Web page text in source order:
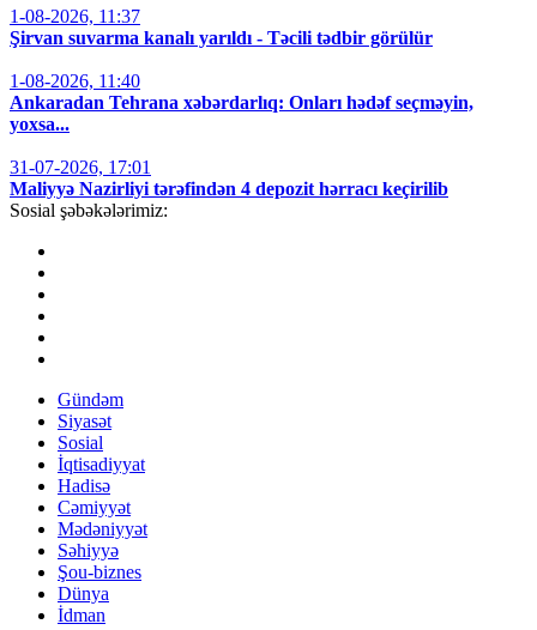
1-08-2026, 11:37
Şirvan suvarma kanalı yarıldı - Təcili tədbir görülür
1-08-2026, 11:40
Ankaradan Tehrana xəbərdarlıq: Onları hədəf seçməyin,
yoxsa...
31-07-2026, 17:01
Maliyyə Nazirliyi tərəfindən 4 depozit hərracı keçirilib
Sosial şəbəkələrimiz:
Gündəm
Siyasət
Sosial
İqtisadiyyat
Hadisə
Cəmiyyət
Mədəniyyət
Səhiyyə
Şou-biznes
Dünya
İdman